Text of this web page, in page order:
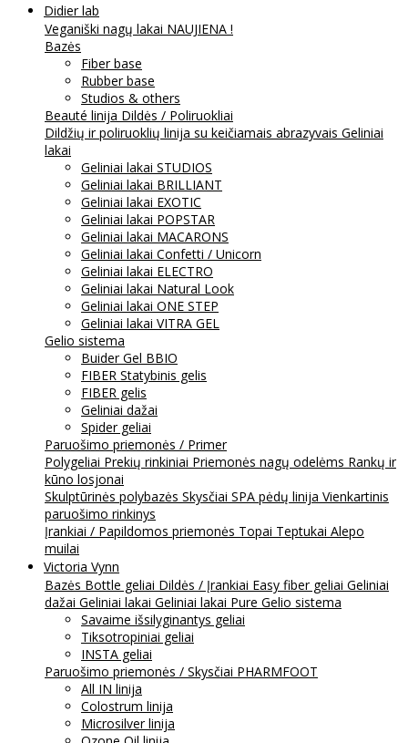
Didier lab
Veganiški nagų lakai NAUJIENA !
Bazės
Fiber base
Rubber base
Studios & others
Beauté linija Dildės / Poliruokliai
Dildžių ir poliruoklių linija su keičiamais abrazyvais Geliniai
lakai
Geliniai lakai STUDIOS
Geliniai lakai BRILLIANT
Geliniai lakai EXOTIC
Geliniai lakai POPSTAR
Geliniai lakai MACARONS
Geliniai lakai Confetti / Unicorn
Geliniai lakai ELECTRO
Geliniai lakai Natural Look
Geliniai lakai ONE STEP
Geliniai lakai VITRA GEL
Gelio sistema
Buider Gel BBIO
FIBER Statybinis gelis
FIBER gelis
Geliniai dažai
Spider geliai
Paruošimo priemonės / Primer
Polygeliai Prekių rinkiniai Priemonės nagų odelėms Rankų ir
kūno losjonai
Skulptūrinės polybazės Skysčiai SPA pėdų linija Vienkartinis
paruošimo rinkinys
Įrankiai / Papildomos priemonės Topai Teptukai Alepo
muilai
Victoria Vynn
Bazės Bottle geliai Dildės / Įrankiai Easy fiber geliai Geliniai
dažai Geliniai lakai Geliniai lakai Pure Gelio sistema
Savaime išsilyginantys geliai
Tiksotropiniai geliai
INSTA geliai
Paruošimo priemonės / Skysčiai PHARMFOOT
All IN linija
Colostrum linija
Microsilver linija